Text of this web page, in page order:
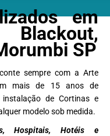
em
SP
sempre com a Arte
mais de 15 anos de
de Cortinas e
modelo sob medida.
Hospitais, Hotéis e